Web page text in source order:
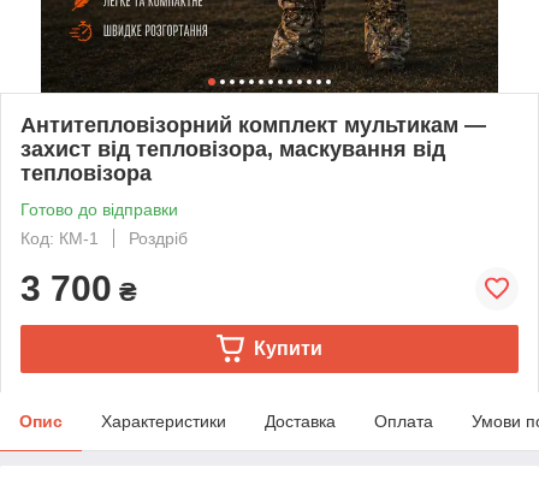
Антитепловізорний комплект мультикам —
захист від тепловізора, маскування від
тепловізора
Готово до відправки
Код: КМ-1
Роздріб
3 700 ₴
Купити
Опис Характеристики Доставка Оплата Умови